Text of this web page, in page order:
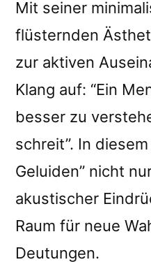
Mit seiner
flüsternden
zur aktiven
Klang auf: “Ein
besser zu
schreit”. In
Geluiden” nicht
akustischer
Raum für neue
Deutungen.